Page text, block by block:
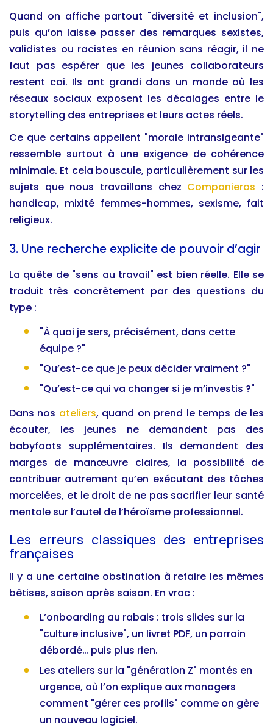
Quand on affiche partout "diversité et inclusion",
puis qu’on laisse passer des remarques sexistes,
validistes ou racistes en réunion sans réagir, il ne
faut pas espérer que les jeunes collaborateurs
restent coi. Ils ont grandi dans un monde où les
réseaux sociaux exposent les décalages entre le
storytelling des entreprises et leurs actes réels.
Ce que certains appellent "morale intransigeante"
ressemble surtout à une exigence de cohérence
minimale. Et cela bouscule, particulièrement sur les
sujets que nous travaillons chez Companieros :
handicap, mixité femmes-hommes, sexisme, fait
religieux.
3. Une recherche explicite de pouvoir d’agir
La quête de "sens au travail" est bien réelle. Elle se
traduit très concrètement par des questions du
type :
"À quoi je sers, précisément, dans cette
équipe ?"
"Qu’est-ce que je peux décider vraiment ?"
"Qu’est-ce qui va changer si je m’investis ?"
Dans nos ateliers, quand on prend le temps de les
écouter, les jeunes ne demandent pas des
babyfoots supplémentaires. Ils demandent des
marges de manœuvre claires, la possibilité de
contribuer autrement qu’en exécutant des tâches
morcelées, et le droit de ne pas sacrifier leur santé
mentale sur l’autel de l’héroïsme professionnel.
Les erreurs classiques des entreprises
françaises
Il y a une certaine obstination à refaire les mêmes
bêtises, saison après saison. En vrac :
L’onboarding au rabais : trois slides sur la
"culture inclusive", un livret PDF, un parrain
débordé… puis plus rien.
Les ateliers sur la "génération Z" montés en
urgence, où l’on explique aux managers
comment "gérer ces profils" comme on gère
un nouveau logiciel.